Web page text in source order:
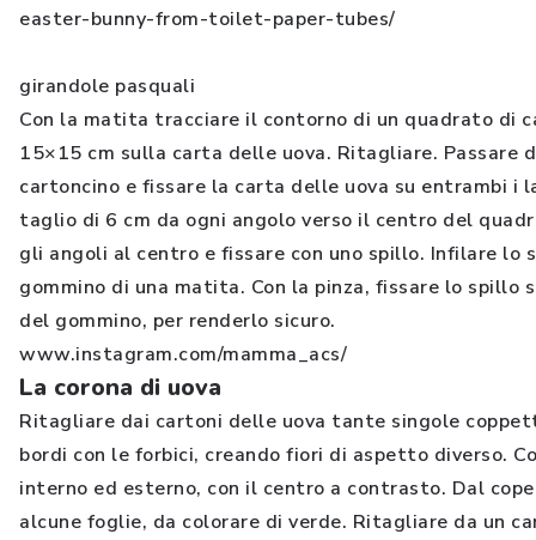
easter-bunny-from-toilet-paper-tubes/
girandole pasquali
Con la matita tracciare il contorno di un quadrato di
15×15 cm sulla carta delle uova. Ritagliare. Passare
cartoncino e fissare la carta delle uova su entrambi i
taglio di 6 cm da ogni angolo verso il centro del
gli angoli al centro e fissare con uno spillo. Infilare lo
gommino di una matita. Con la pinza, fissare lo spillo
del gommino, per renderlo sicuro.
www.instagram.com/mamma_acs/
La corona di uova
Ritagliare dai cartoni delle uova tante singole
bordi con le forbici, creando fiori di aspetto diverso.
interno ed esterno, con il centro a contrasto. Dal
alcune foglie, da colorare di verde. Ritagliare da un